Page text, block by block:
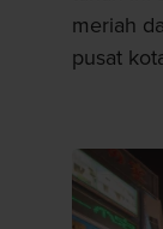
meriah
pusat